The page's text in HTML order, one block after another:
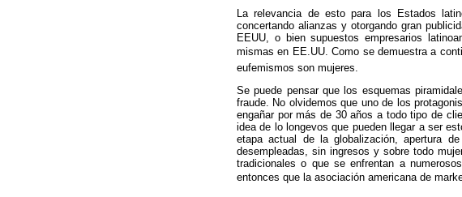
La relevancia de esto para los Estados
concertando alianzas y otorgando gran
EEUU, o bien supuestos empresarios
mismas en EE.UU. Como se demuestra a
eufemismos son mujeres.
Se puede pensar que los esquemas
fraude. No olvidemos que uno de los
engañar por más de 30 años a todo tipo de
idea de lo longevos que pueden llegar a ser
etapa actual de la globalización, apertura
desempleadas, sin ingresos y sobre todo
tradicionales o que se enfrentan a
entonces que la asociación americana de